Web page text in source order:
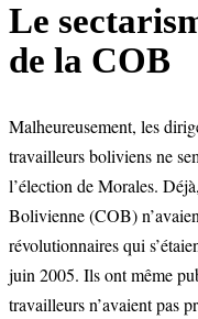
Le
de la COB
Malheureusement, les
travailleurs boliviens ne
l’élection de Morales.
Bolivienne (COB)
révolutionnaires qui
juin 2005. Ils ont même
travailleurs n’avaient pas